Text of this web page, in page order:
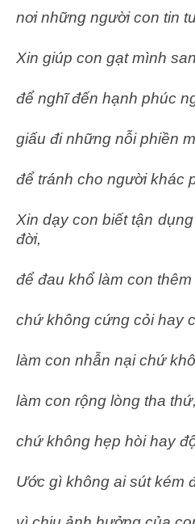
nơi những người con tin
Xin giúp con gạt mình
để nghĩ đến hạnh phúc
giấu đi những nỗi phiền
để tránh cho người khác
Xin dạy con biết tận
đời,
để đau khổ làm con thêm
chứ không cứng cỏi hay
làm con nhẫn nại chứ
làm con rộng lòng tha thứ,
chứ không hẹp hòi hay
Ước gì không ai sút kém